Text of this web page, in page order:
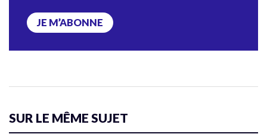
JE M’ABONNE
SUR LE MÊME SUJET